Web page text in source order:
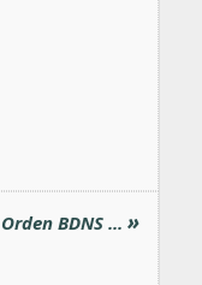
Orden BDNS ... »